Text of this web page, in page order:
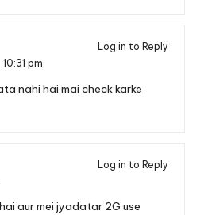
Log in to Reply
10:31 pm
nahi hai mai check karke
Log in to Reply
aur mei jyadatar 2G use